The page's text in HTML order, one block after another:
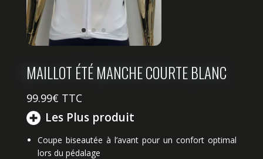
MAILLOT ÉTÉ MANCHE COURTE BLANC
99.99€ TTC
Les Plus produit
Coupe biseautée à l’avant pour un confort optimal
lors du pédalage